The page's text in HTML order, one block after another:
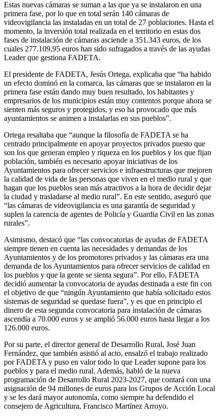
Estas nuevas cámaras se suman a las que ya se instalaron en una
primera fase, por lo que en total serán 140 cámaras de
videovigilancia las instaladas en un total de 27 poblaciones. Hasta el
momento, la inversión total realizada en el territorio en estas dos
fases de instalación de cámaras asciende a 351.343 euros, de los
cuales 277.109,95 euros han sido sufragados a través de las ayudas
Leader que gestiona FADETA.
El presidente de FADETA, Jesús Ortega, explicaba que “ha habido
un efecto dominó en la comarca, las cámaras que se instalaron en la
primera fase están dando muy buen resultado, los habitantes y
empresarios de los municipios están muy contentos porque ahora se
sienten más seguros y protegidos, y eso ha provocado que más
ayuntamientos se animen a instalarlas en sus pueblos”.
Ortega resaltaba que “aunque la filosofía de FADETA se ha
centrado principalmente en apoyar proyectos privados puesto que
son los que generan empleo y riqueza en los pueblos y los que fijan
población, también es necesario apoyar iniciativas de los
Ayuntamientos para ofrecer servicios e infraestructuras que mejoren
la calidad de vida de las personas que viven en el medio rural y que
hagan que los pueblos sean más atractivos a la hora de decidir dejar
la ciudad y trasladarse al medio rural”. En este sentido, aseguró que
“las cámaras de videovigilancia es una garantía de seguridad y
suplen la carencia de agentes de Policía y Guardia Civil en las zonas
rurales”.
Asimismo, destacó que “las convocatorias de ayudas de FADETA
siempre tienen en cuenta las necesidades y demandas de los
Ayuntamientos y de los promotores privados y las cámaras era una
demanda de los Ayuntamientos para ofrecer servicios de calidad en
los pueblos y que la gente se sienta segura”. Por ello, FADETA
decidió aumentar la convocatoria de ayudas destinada a este fin con
el objetivo de que “ningún Ayuntamiento que había solicitado estos
sistemas de seguridad se quedase fuera”, y es que en principio el
dinero de esta segunda convocatoria para instalación de cámaras
ascendía a 70.000 euros y se amplió 56.000 euros hasta llegar a los
126.000 euros.
Por su parte, el director general de Desarrollo Rural, José Juan
Fernández, que también asistió al acto, ensalzó el trabajo realizado
por FADETA y puso en valor todo lo que Leader supone para los
pueblos y para el medio rural. Además, habló de la nueva
programación de Desarrollo Rural 2023-2027, que contará con una
asignación de 94 millones de euros para los Grupos de Acción Local
y se les dará mayor autonomía, como siempre ha defendido el
consejero de Agricultura, Francisco Martínez Arroyo.